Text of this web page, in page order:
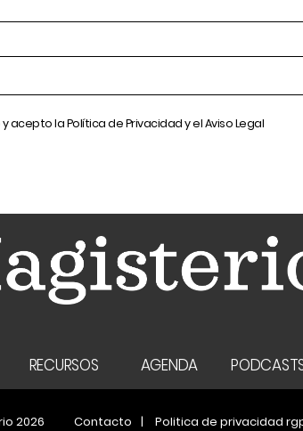
y acepto laPolítica de Privacidady elAviso Legal
RECURSOS AGENDA
2026 Contacto Politica de privacidad